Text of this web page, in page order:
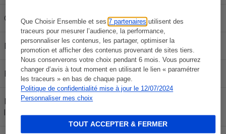
Que Choisir Ensemble et ses7 partenaires utilisent des
traceurs pour mesurer l’audience, la performance,
personnaliser les contenus, les partager, optimiser la
promotion et afficher des contenus provenant de sites tiers.
Nous conserverons votre choix pendant 6 mois. Vous pourrez
changer d’avis à tout moment en utilisant le lien « paramétrer
les traceurs » en bas de chaque page.
Politique de confidentialité mise à jour le 12/07/2024
Personnaliser mes choix
TOUT ACCEPTER & FERMER
Consommation d’eau par cycle 61 l
Durée du cycle 4 h 00
Efficacité d’essorage B
Niveau sonore maximum (durant
l'essorage)